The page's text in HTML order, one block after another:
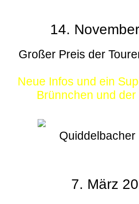
14.
Großer Preis der
Neue Infos und ein
Brünnchen und
Quiddelbacher
7. März